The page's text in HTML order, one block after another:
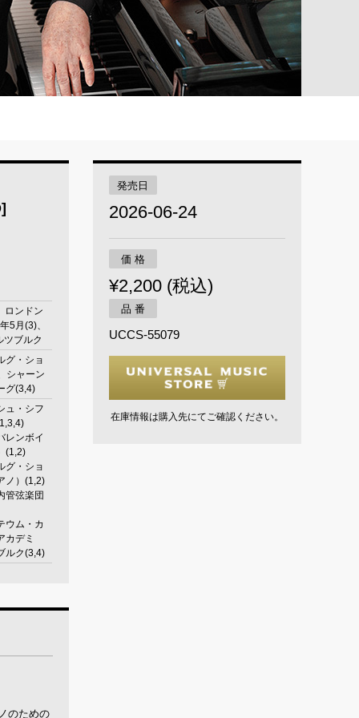
ンドン
5月(3)、
ブルク
グ・ショ
シャーン
グ(3,4)
ュ・シフ
レンボイ
(1,2)
グ・ショ
ノ）(1,2)
管弦楽団
ウム・カ
カデミ
ルク(3,4)
のための
発売日
2026-06-24
価 格
¥2,200 (税込)
品 番
UCCS-55079
在庫情報は購入先にてご確認ください。